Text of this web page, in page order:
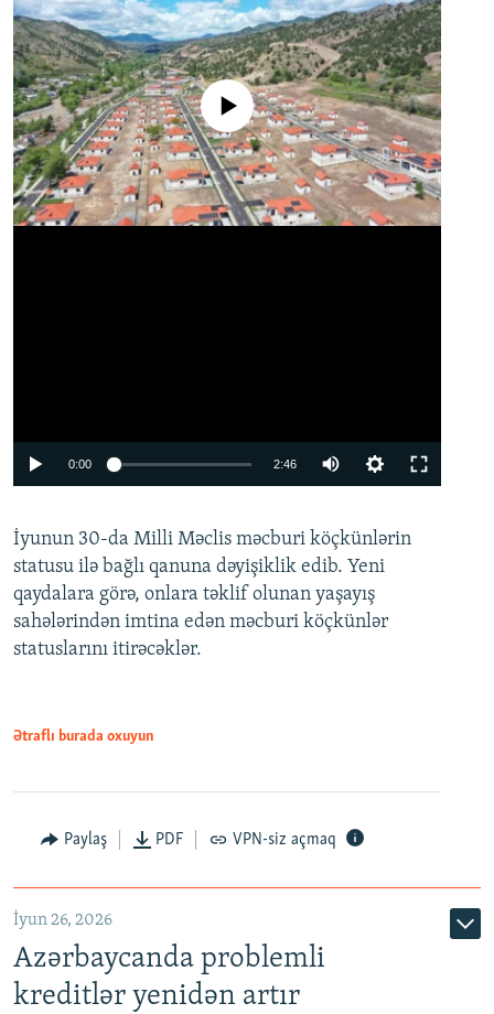
Auto 240p 360p 480p
720p 1080p
No media source currently available
0:00 2:46
360p
480p
720p
İyunun 30-da Milli Məclis məcburi köçkünlərin
statusu ilə bağlı qanuna dəyişiklik edib. Yeni
qaydalara görə, onlara təklif olunan yaşayış
sahələrindən imtina edən məcburi köçkünlər
statuslarını itirəcəklər.
Ətraflı burada oxuyun
Paylaş PDF VPN-siz açmaq
İyun 26, 2026
Azərbaycanda problemli
kreditlər yenidən artır